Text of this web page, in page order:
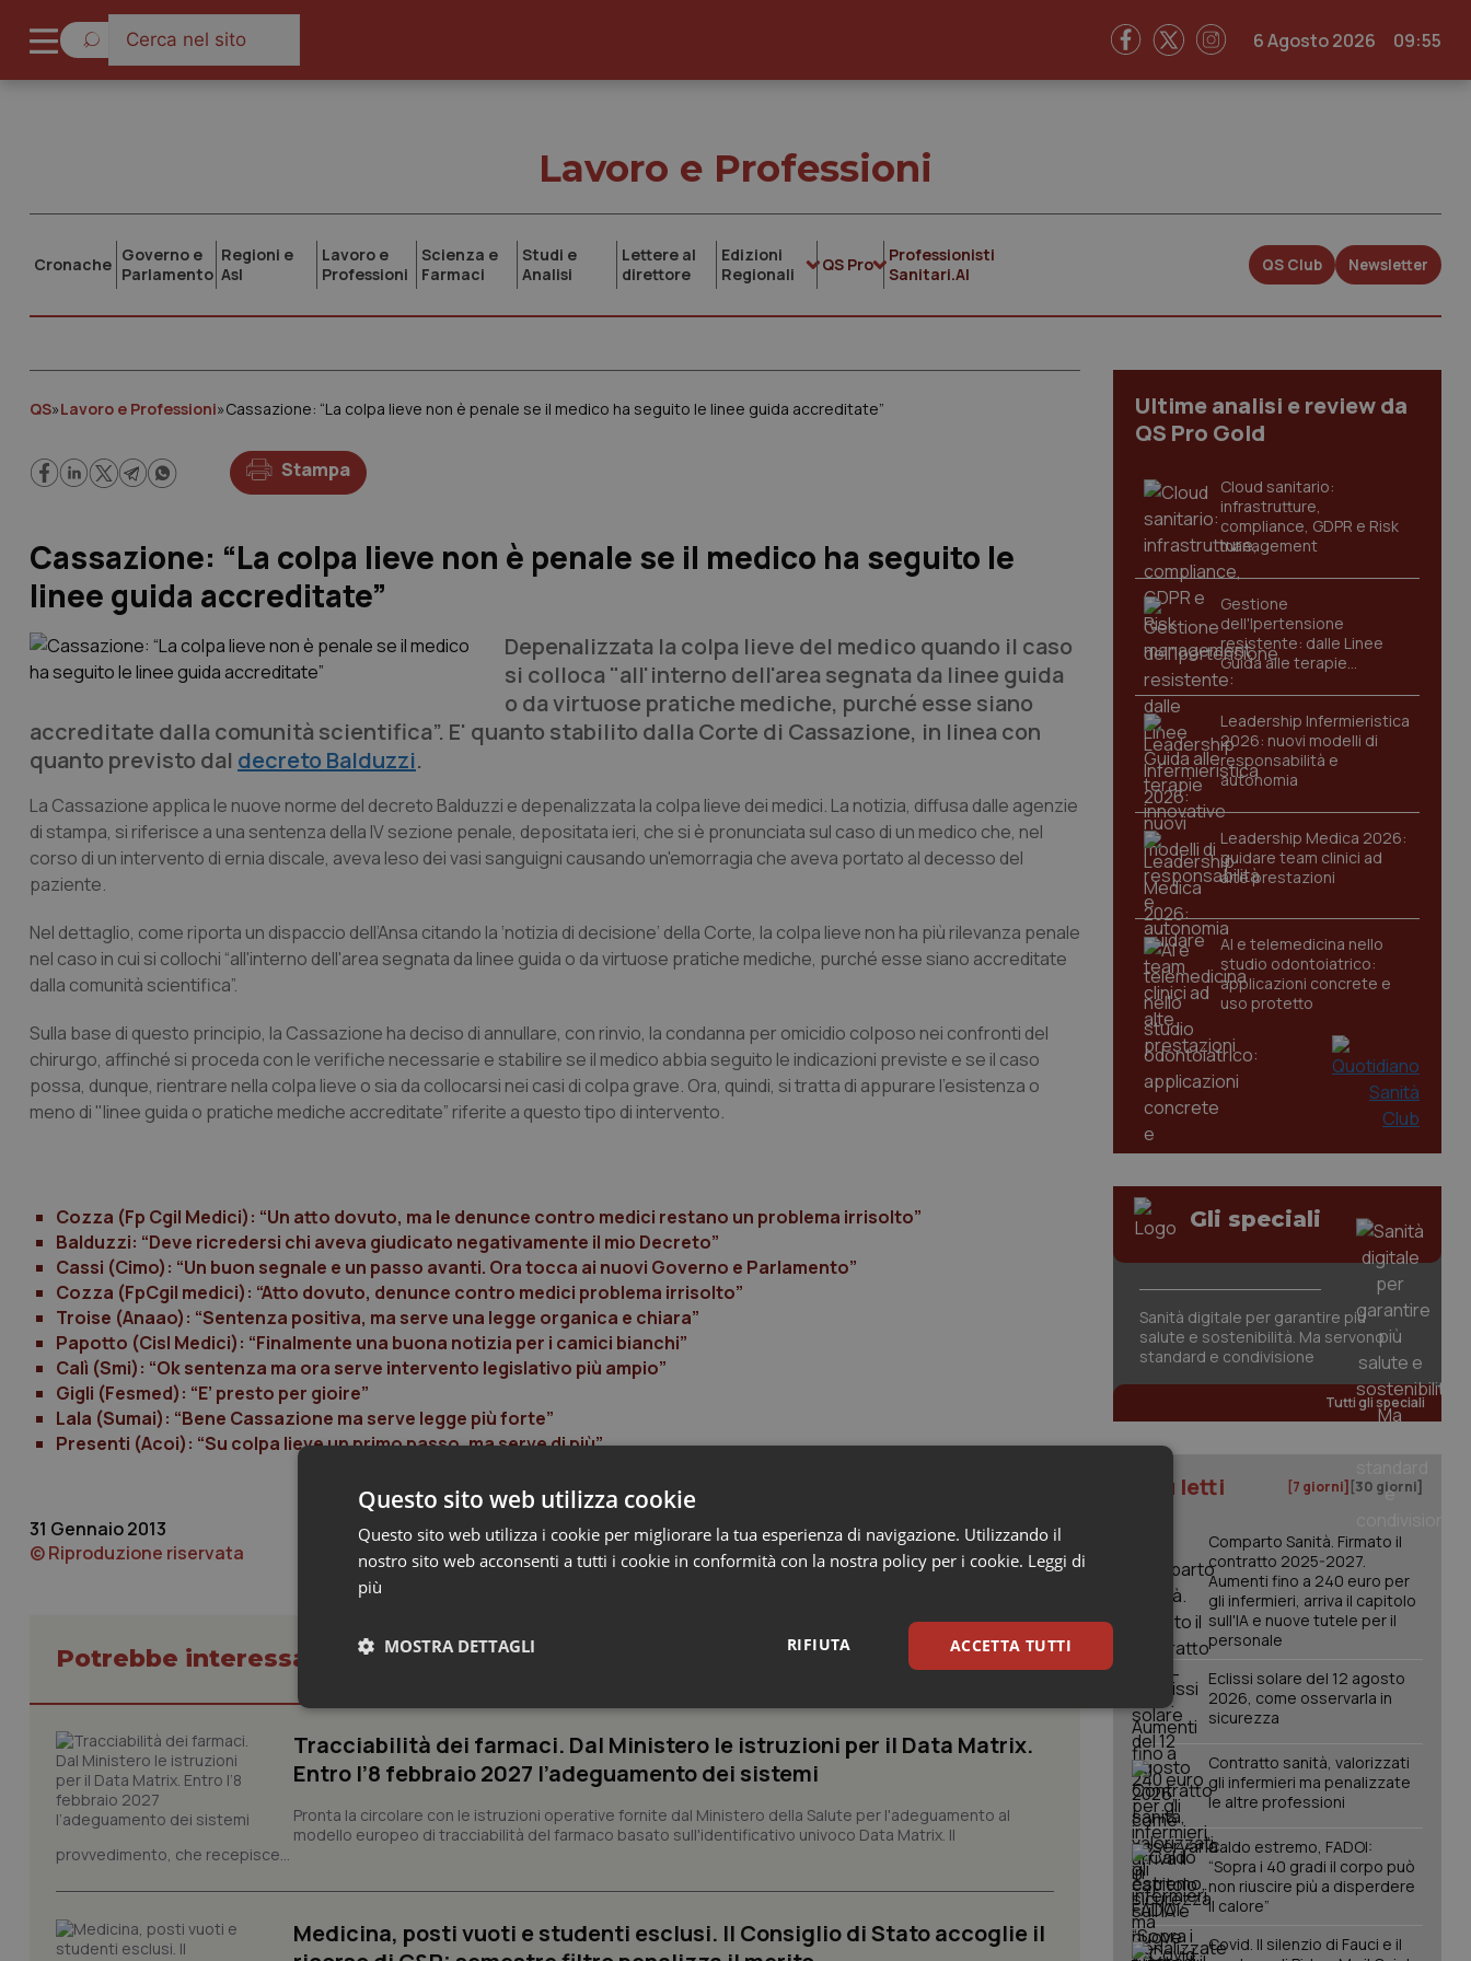
6 Agosto 2026 09:55
Lavoro e Professioni
Cronache Governo e
Parlamento
Regioni e
Asl
Lavoro e
Professioni
Scienza e
Farmaci
Studi e
Analisi
Lettere al
direttore
Edizioni
Regionali
QS Pro
Professionisti
Sanitari.AI
QS Club Newsletter
QS»Lavoro e Professioni»Cassazione: “La colpa lieve non è penale se il medico ha seguito le linee guida accreditate”
Stampa
Cassazione: “La colpa lieve non è penale se il medico ha seguito le
linee guida accreditate”
Depenalizzata la colpa lieve del medico quando il caso
si colloca "all'interno dell'area segnata da linee guida
o da virtuose pratiche mediche, purché esse siano
accreditate dalla comunità scientifica”. E' quanto stabilito dalla Corte di Cassazione, in linea con
quanto previsto dal decreto Balduzzi.
La Cassazione applica le nuove norme del decreto Balduzzi e depenalizzata la colpa lieve dei medici. La notizia, diffusa dalle agenzie
di stampa, si riferisce a una sentenza della IV sezione penale, depositata ieri, che si è pronunciata sul caso di un medico che, nel
corso di un intervento di ernia discale, aveva leso dei vasi sanguigni causando un'emorragia che aveva portato al decesso del
paziente.
Nel dettaglio, come riporta un dispaccio dell’Ansa citando la ‘notizia di decisione’ della Corte, la colpa lieve non ha più rilevanza penale
nel caso in cui si collochi “all'interno dell'area segnata da linee guida o da virtuose pratiche mediche, purché esse siano accreditate
dalla comunità scientifica”.
Sulla base di questo principio, la Cassazione ha deciso di annullare, con rinvio, la condanna per omicidio colposo nei confronti del
chirurgo, affinché si proceda con le verifiche necessarie e stabilire se il medico abbia seguito le indicazioni previste e se il caso
possa, dunque, rientrare nella colpa lieve o sia da collocarsi nei casi di colpa grave. Ora, quindi, si tratta di appurare l'esistenza o
meno di "linee guida o pratiche mediche accreditate” riferite a questo tipo di intervento.
Cozza (Fp Cgil Medici): “Un atto dovuto, ma le denunce contro medici restano un problema irrisolto”
Balduzzi: “Deve ricredersi chi aveva giudicato negativamente il mio Decreto”
Cassi (Cimo): “Un buon segnale e un passo avanti. Ora tocca ai nuovi Governo e Parlamento”
Cozza (FpCgil medici): “Atto dovuto, denunce contro medici problema irrisolto”
Troise (Anaao): “Sentenza positiva, ma serve una legge organica e chiara”
Papotto (Cisl Medici): “Finalmente una buona notizia per i camici bianchi”
Calì (Smi): “Ok sentenza ma ora serve intervento legislativo più ampio”
Gigli (Fesmed): “E’ presto per gioire”
Lala (Sumai): “Bene Cassazione ma serve legge più forte”
Presenti (Acoi): “Su colpa lieve un primo passo, ma serve di più”
31 Gennaio 2013
© Riproduzione riservata
Potrebbe interessarti in Lavoro e Professioni
Tracciabilità dei farmaci. Dal Ministero le istruzioni per il Data Matrix.
Entro l’8 febbraio 2027 l’adeguamento dei sistemi
Pronta la circolare con le istruzioni operative fornite dal Ministero della Salute per l'adeguamento al
modello europeo di tracciabilità del farmaco basato sull'identificativo univoco Data Matrix. Il
provvedimento, che recepisce...
Medicina, posti vuoti e studenti esclusi. Il Consiglio di Stato accoglie il
Ultime analisi e review da
QS Pro Gold
Cloud sanitario:
infrastrutture,
compliance, GDPR e Risk
management
Gestione
dell'Ipertensione
resistente: dalle Linee
Guida alle terapie
innovative
Leadership Infermieristica
2026: nuovi modelli di
responsabilità e
autonomia
Leadership Medica 2026:
guidare team clinici ad
alte prestazioni
AI e telemedicina nello
studio odontoiatrico:
applicazioni concrete e
uso protetto
Gli speciali
Sanità digitale per garantire più
salute e sostenibilità. Ma servono
standard e condivisione
Tutti gli speciali
I più letti [7 giorni] [30 giorni]
Comparto Sanità. Firmato il
contratto 2025-2027.
Aumenti fino a 240 euro per
gli infermieri, arriva il capitolo
sull'IA e nuove tutele per il
personale
Eclissi solare del 12 agosto
2026, come osservarla in
sicurezza
Contratto sanità, valorizzati
gli infermieri ma penalizzate
le altre professioni
Caldo estremo, FADOI:
“Sopra i 40 gradi il corpo può
non riuscire più a disperdere
il calore”
Covid. Il silenzio di Fauci e il
Questo sito web utilizza cookie
Questo sito web utilizza i cookie per migliorare la tua esperienza di navigazione. Utilizzando il
nostro sito web acconsenti a tutti i cookie in conformità con la nostra policy per i cookie. Leggi di
più
ACCETTA TUTTI
RIFIUTA
MOSTRA DETTAGLI
Necessari Statistici Marketing
e l'accesso alle aree protette del sito. Il sito web non è in grado di funzionare correttamente senza questi cookie.
Nome
Fornitore /Dominio Scadenza
Descrizione